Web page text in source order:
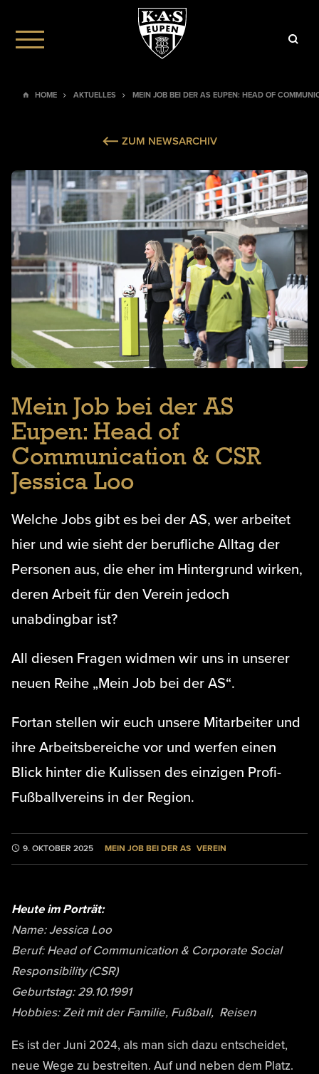
HOME AKTUELLES MEIN JOB BEI DER AS EUPEN: HEAD OF
ZUM NEWSARCHIV
Mein Job bei der AS
Eupen: Head of
Communication & CSR
Jessica Loo
Welche Jobs gibt es bei der AS, wer arbeitet
hier und wie sieht der berufliche Alltag der
Personen aus, die eher im Hintergrund wirken,
deren Arbeit für den Verein jedoch
unabdingbar ist?
All diesen Fragen widmen wir uns in unserer
neuen Reihe „Mein Job bei der AS“.
Fortan stellen wir euch unsere Mitarbeiter und
ihre Arbeitsbereiche vor und werfen einen
Blick hinter die Kulissen des einzigen Profi-
Fußballvereins in der Region.
9. OKTOBER 2025 MEIN JOB BEI DER AS VEREIN
Heute im Porträt:
Name: Jessica Loo
Beruf: Head of Communication & Corporate Social
Responsibility (CSR)
Geburtstag: 29.10.1991
Hobbies:Zeit mit der Familie, Fußball, Reisen
Es ist der Juni 2024, als man sich dazu entscheidet,
neue Wege zu bestreiten. Auf und neben dem Platz.